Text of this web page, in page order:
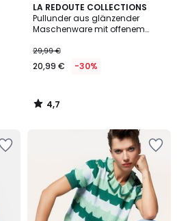
LA REDOUTE COLLECTIONS
Pullunder aus glänzender
Maschenware mit offenem
29,99 €
20,99 € -30%
4,7
/ 5
4,7
/